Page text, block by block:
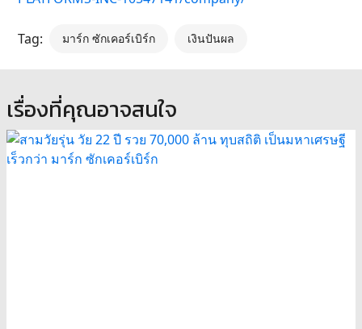
Tag: มาร์ก ซักเคอร์เบิร์ก เงินปันผล
เรื่องที่คุณอาจสนใจ